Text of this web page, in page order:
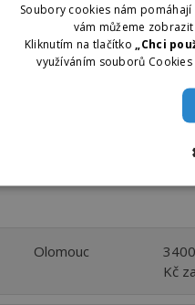
pravidelně plus prémie
služeb
+420734300442 nebo e-
Olomouc
Kč
Soubory cookies nám
vám můžeme
Kliknutím na tlačítko„Chci
využíváním souborů